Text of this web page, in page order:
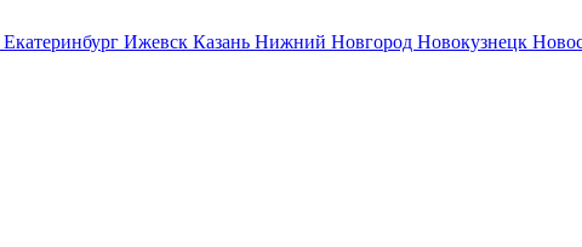
Екатеринбург Ижевск Казань Нижний Новгород Новокузнецк